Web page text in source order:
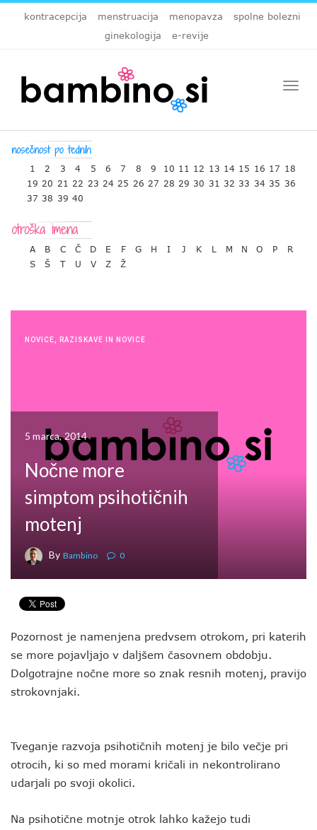
kontracepcija menstruacija menopavza
spolne bolezni
ginekologija
e-revije
1 2 3 4 5 6 7 8 9 10 11 12 13 14 15 16 17 18
19 20 21 22 23 24 25 26 27 28 29 30 31 32 33 34 35 36
37 38 39 40
A B C Č D E F G H I J K L M N O P
R
S
Š T U V Z Ž
NOVICE RAZISKAVE IN NOVICE
5 marca, 2014
Nočne more
simptom psihotičnih
motenj
By Bambino 0
Pozornost je namenjena predvsem otrokom, pri katerih
se more pojavljajo v daljšem časovnem obdobju.
Dolgotrajne nočne more so znak resnih motenj, pravijo
strokovnjaki.
Tveganje razvoja psihotičnih motenj je bilo večje pri
otrocih, ki so med morami kričali in nekontrolirano
udarjali po svoji okolici.
Na psihotične motnje otrok lahko kažejo tudi